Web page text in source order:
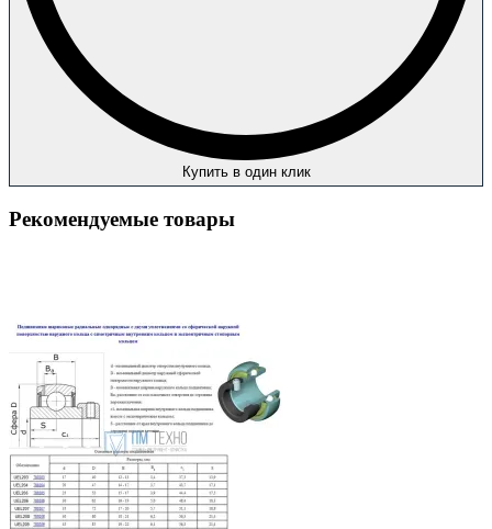
Купить в один клик
Рекомендуемые товары